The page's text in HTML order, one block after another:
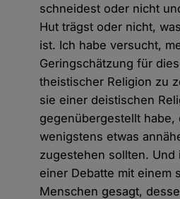
schneidest oder nicht
Hut trägst oder nicht,
ist. Ich habe versucht,
Geringschätzung für
theistischer Religion zu
sie einer deistischen
gegenübergestellt habe,
wenigstens etwas
zugestehen sollten. Und
einer Debatte mit einem
Menschen gesagt,